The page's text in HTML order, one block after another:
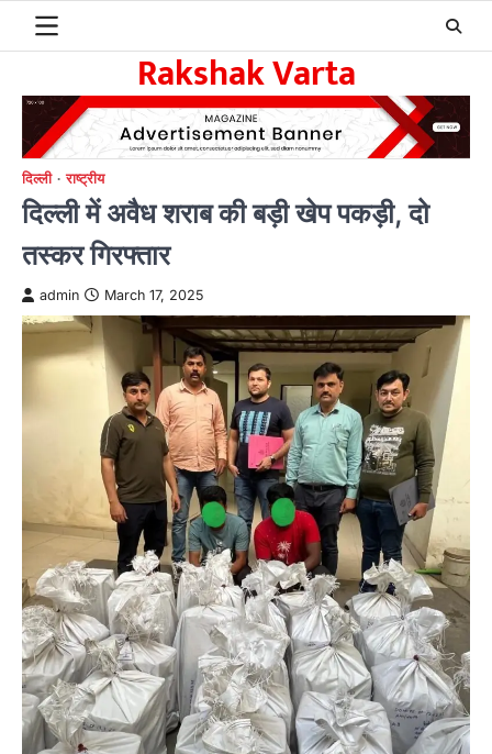
Rakshak Varta
दिल्ली राष्ट्रीय
दिल्ली में अवैध शराब की बड़ी खेप पकड़ी, दो
तस्कर गिरफ्तार
admin March 17, 2025